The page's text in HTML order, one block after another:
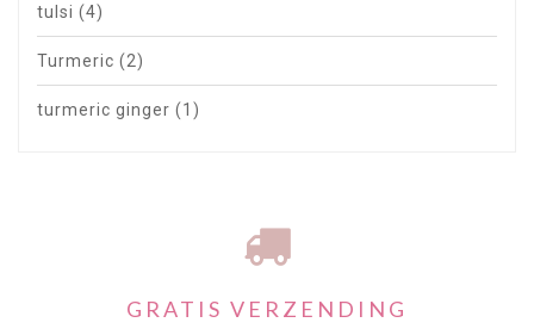
tulsi (4)
Turmeric (2)
turmeric ginger (1)
GRATIS VERZENDING